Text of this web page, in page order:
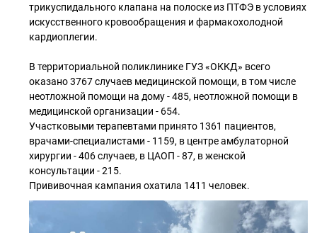
трикуспидального клапана на полоске из ПТФЭ в условиях
искусственного кровообращения и фармакохолодной
кардиоплегии.
В территориальной поликлинике ГУЗ «ОККД» всего
оказано 3767 случаев медицинской помощи, в том числе
неотложной помощи на дому - 485, неотложной помощи в
медицинской организации - 654.
Участковыми терапевтами принято 1361 пациентов,
врачами-специалистами - 1159, в центре амбулаторной
хирургии - 406 случаев, в ЦАОП - 87, в женской
консультации - 215.
Прививочная кампания охатила 1411 человек.